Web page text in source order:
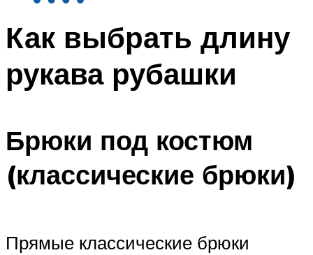
Как выбрать длину
рукава рубашки
Брюки под костюм
(классические брюки)
Прямые классические брюки